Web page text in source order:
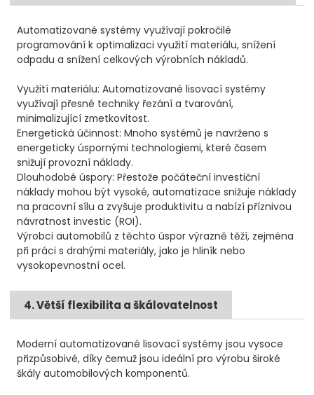
Automatizované systémy využívají pokročilé
programování k optimalizaci využití materiálu, snížení
odpadu a snížení celkových výrobních nákladů.
Využití materiálu: Automatizované lisovací systémy
využívají přesné techniky řezání a tvarování,
minimalizující zmetkovitost.
Energetická účinnost: Mnoho systémů je navrženo s
energeticky úspornými technologiemi, které časem
snižují provozní náklady.
Dlouhodobé úspory: Přestože počáteční investiční
náklady mohou být vysoké, automatizace snižuje náklady
na pracovní sílu a zvyšuje produktivitu a nabízí příznivou
návratnost investic (ROI).
Výrobci automobilů z těchto úspor výrazně těží, zejména
při práci s drahými materiály, jako je hliník nebo
vysokopevnostní ocel.
4. Větší flexibilita a škálovatelnost
Moderní automatizované lisovací systémy jsou vysoce
přizpůsobivé, díky čemuž jsou ideální pro výrobu široké
škály automobilových komponentů.